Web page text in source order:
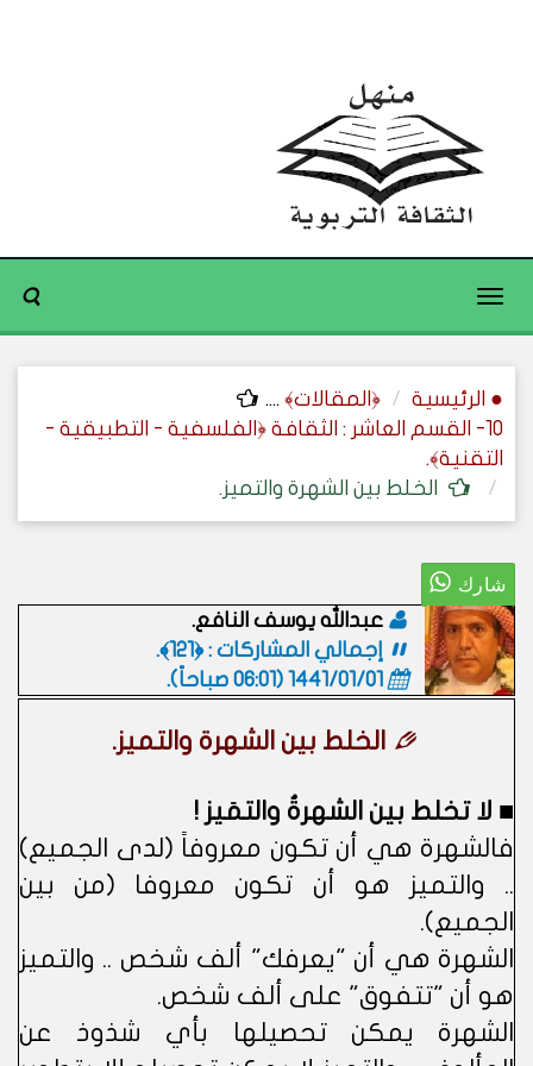
Toggle
● الرئيسية ﴿المقالات﴾ ....
10- القسم العاشر : الثقافة ﴿الفلسفية - التطبيقية -
التقنية﴾.
الخلط بين الشهرة والتميز.
عبدالله يوسف النافع.
إجمالي المشاركات : ﴿121﴾.
1441/01/01 (06:01 صباحاً)
.
الخلط بين الشهرة والتميز.
■ لا تخلط بين الشهرةُ والتمَيز !
‏فالشهرة هي أن تكون معروفاً (لدى الجميع)
.. والتميز هو أن تكون معروفا (من بين
الجميع).
‏الشهرة هي أن "يعرفك" ألف شخص .. والتميز
هو أن "تتفوق" على ألف شخص.
‏الشهرة يمكن تحصيلها بأي شذوذ عن